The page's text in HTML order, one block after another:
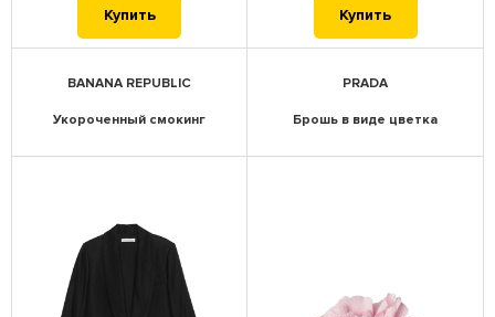
Купить Купить
BANANA REPUBLIC
Укороченный смокинг
PRADA
Брошь в виде цветка